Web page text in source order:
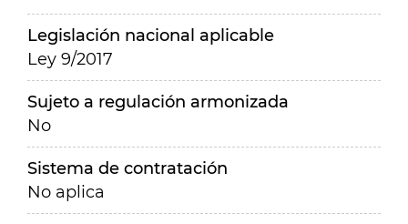
Legislación nacional aplicable
Ley 9/2017
Sujeto a regulación armonizada
No
Sistema de contratación
No aplica